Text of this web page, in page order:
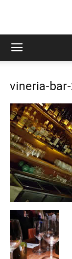
vineria-